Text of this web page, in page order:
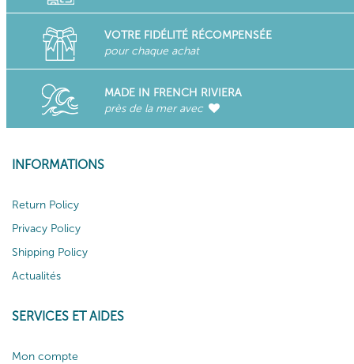
VOTRE FIDÉLITÉ RÉCOMPENSÉE
pour chaque achat
MADE IN FRENCH RIVIERA
près de la mer avec
INFORMATIONS
Return Policy
Privacy Policy
Shipping Policy
Actualités
SERVICES ET AIDES
Mon compte